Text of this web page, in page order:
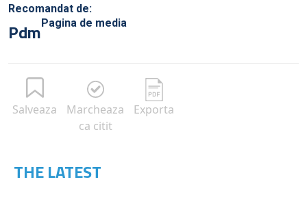
Recomandat de:
Pdm Pagina de media
Salveaza
Marcheaza
ca citit
Exporta
THE LATEST